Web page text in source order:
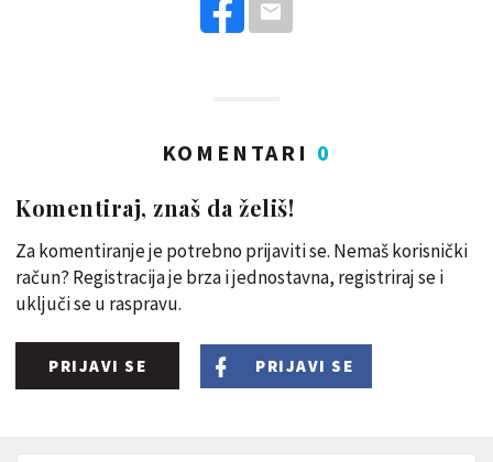
KOMENTARI 0
Komentiraj, znaš da želiš!
Za komentiranje je potrebno prijaviti se. Nemaš korisnički
račun? Registracija je brza i jednostavna, registriraj se i
uključi se u raspravu.
PRIJAVI SE PRIJAVI SE